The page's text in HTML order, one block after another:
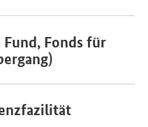
Fund, Fonds für